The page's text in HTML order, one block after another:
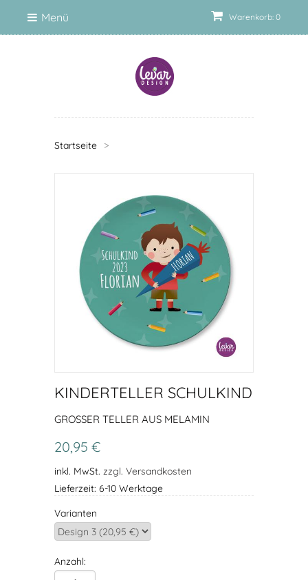
Warenkorb: 0
Menü
Startseite >
KINDERTELLER SCHULKIND
GROSSER TELLER AUS MELAMIN
20,95 €
inkl. MwSt. zzgl. Versandkosten
Lieferzeit: 6-10 Werktage
Varianten
Anzahl: